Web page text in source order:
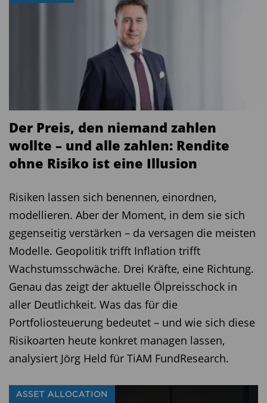
Der Preis, den niemand zahlen
wollte – und alle zahlen: Rendite
ohne Risiko ist eine Illusion
Risiken lassen sich benennen, einordnen,
modellieren. Aber der Moment, in dem sie sich
gegenseitig verstärken – da versagen die meisten
Modelle. Geopolitik trifft Inflation trifft
Wachstumsschwäche. Drei Kräfte, eine Richtung.
Genau das zeigt der aktuelle Ölpreisschock in
aller Deutlichkeit. Was das für die
Portfoliosteuerung bedeutet – und wie sich diese
Risikoarten heute konkret managen lassen,
analysiert Jörg Held für TiAM FundResearch.
ASSET ALLOCATION